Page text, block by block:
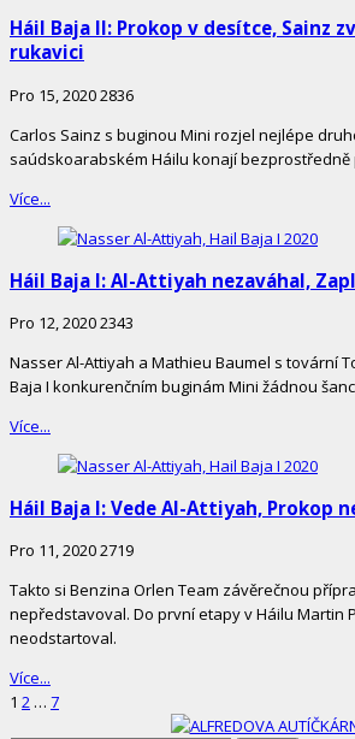
Háil Baja II: Prokop v desítce, Sainz
rukavici
Pro 15, 20202836
Carlos Sainz s buginou Mini rozjel nejlépe
saúdskoarabském Háilu konají bezprostředně
Více...
Háil Baja I: Al-Attiyah nezaváhal,
Pro 12, 20202343
Nasser Al-Attiyah a Mathieu Baumel s tovární
Baja I konkurenčním buginám Mini žádnou
Více...
Háil Baja I: Vede Al-Attiyah, Prokop
Pro 11, 20202719
Takto si Benzina Orlen Team závěrečnou
nepředstavoval. Do první etapy v Háilu Martin
neodstartoval.
Více...
Stránkování
Page
1 Page
2 … Page
7